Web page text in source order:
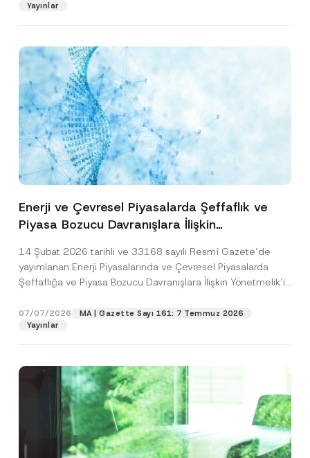
Yayınlar
Enerji ve Çevresel Piyasalarda Şeffaflık ve
Piyasa Bozucu Davranışlara İlişkin
14 Şubat 2026 tarihli ve 33168 sayılı Resmî Gazete’de
yayımlanan Enerji Piyasalarında ve Çevresel Piyasalarda
Şeffaflığa ve Piyasa Bozucu Davranışlara İlişkin Yönetmelik’in
07/07/2026
MA | Gazette Sayı 161: 7 Temmuz 2026
Yayınlar